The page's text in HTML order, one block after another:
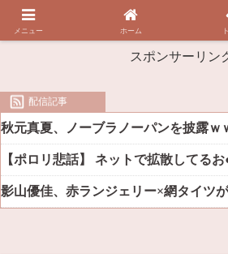
スポンサーリン
配信記事
メニュー ホーム